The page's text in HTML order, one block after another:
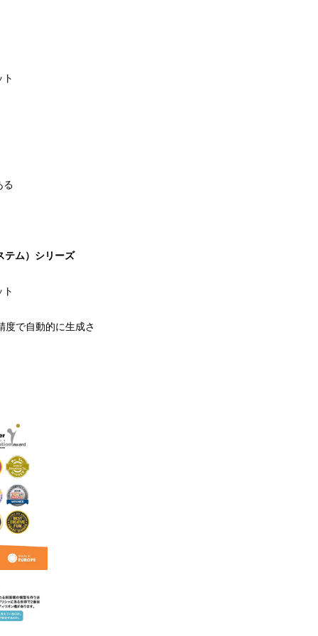
る
テム）シリーズ
度で自動的に生成さ